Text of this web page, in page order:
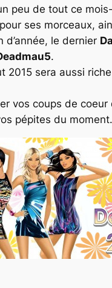
peu de tout ce
ses morceaux,
le dernier
.
2015 sera aussi
vos coups de
pépites du moment.